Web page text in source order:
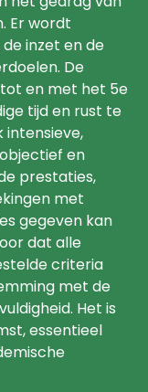
Er wordt
inzet en de
De
en met het 5e
tijd en rust te
intensieve,
en
prestaties,
met
gegeven kan
dat alle
criteria
met de
Het is
essentieel